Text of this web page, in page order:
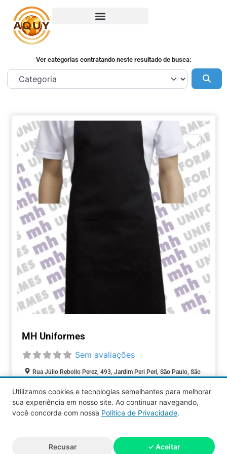
Ver categorias contratando neste resultado de busca:
MH Uniformes
Sem avaliações
Rua Júlio Rebollo Perez, 493, Jardim Peri Peri, São Paulo, São
COMÉRCIOS
reservados.
Utilizamos cookies e tecnologias semelhantes para melhorar
sua experiência em nosso site. Ao continuar navegando,
você concorda com nossa Política de Privacidade.
Recusar ✓ Aceitar